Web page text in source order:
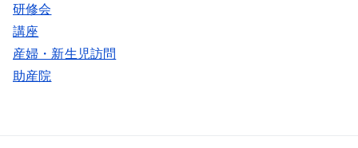
研修会
講座
産婦・新生児訪問
助産院